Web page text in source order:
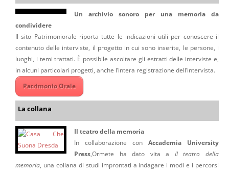
Un archivio sonoro per una memoria da
condividere
Il sito Patrimoniorale riporta tutte le indicazioni utili per conoscere il
contenuto delle interviste, il progetto in cui sono inserite, le persone, i
luoghi, i temi trattati. È possibile ascoltare gli estratti delle interviste e,
in alcuni particolari progetti, anche l’intera registrazione dell’intervista.
Patrimonio Orale
La collana
Il teatro della memoria
In collaborazione con Accademia University
Press,Ormete ha dato vita a Il teatro della
memoria, una collana di studi improntati a indagare i modi e i percorsi